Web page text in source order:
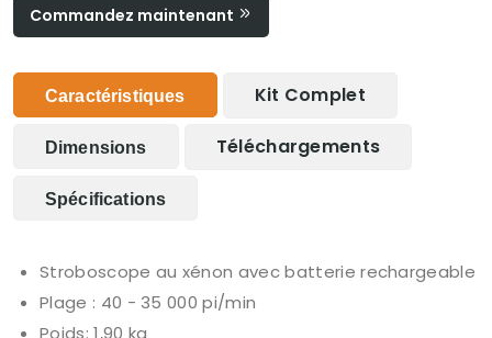
Commandez maintenant
Caractéristiques Kit Complet
Dimensions Téléchargements
Spécifications
Stroboscope au xénon avec batterie rechargeable
Plage : 40 - 35 000 pi/min
Poids: 1,90 kg